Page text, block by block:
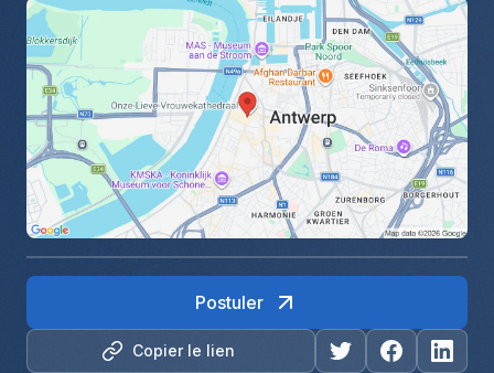
Copier le lien
Postuler